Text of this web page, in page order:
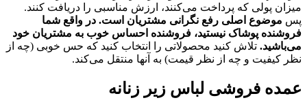
میزان پولی که پرداخت می‌کنند، ارزش مناسبی را دریافت کنند.
پس موضوع اصلی رفع نگرانی مشتریان است. در واقع شما
فروشنده پوشاک نیستید، فروشنده احساس خوب به مشتریان خود
می‌باشید. تلاش کنید محصولاتی را انتخاب کنید که حس خوبی (چه از
نظر کیفیت و چه از نظر قیمت) به آنها منتقل می‌کند.
عمده فروشی لباس زير زنانه